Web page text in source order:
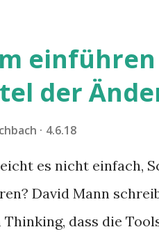
der
4.6.18
es nicht einfach,
David Mann
Thinking, dass die